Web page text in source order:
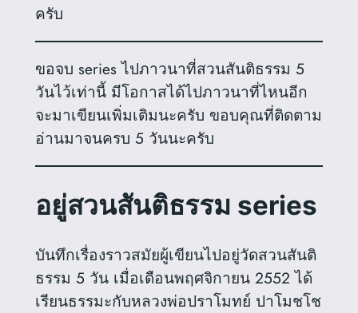
ครับ
ขอจบ series ไปภาวนาที่สวนสันติธรรม 5
วันไว้เท่านี้ มีโอกาสได้ไปภาวนาที่ไหนอีก
จะมาเขียนเพิ่มเติมนะครับ ขอบคุณที่ติดตาม
อ่านมาจนครบ 5 วันนะครับ
อยู่สวนสันติธรรม series
บันทึกเรื่องราวสมัยผู้เขียนไปอยู่วัดสวนสันติ
ธรรม 5 วัน เมื่อเดือนพฤศจิกายน 2552 ได้
เรียนธรรมะกับหลวงพ่อปราโมทย์ ปาโมชโช